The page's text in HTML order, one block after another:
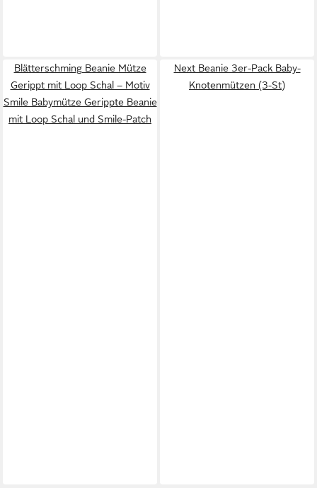
Blätterschming Beanie Mütze
Gerippt mit Loop Schal – Motiv
Smile Babymütze Gerippte Beanie
mit Loop Schal und Smile-Patch
Next Beanie 3er-Pack Baby-
Knotenmützen (3-St)